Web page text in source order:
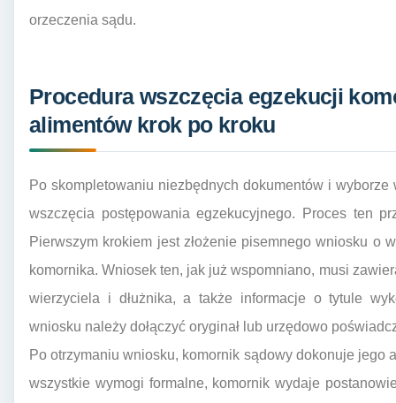
orzeczenia sądu.
Procedura wszczęcia egzekucji
alimentów krok po kroku
Po skompletowaniu niezbędnych dokumentów i
wszczęcia postępowania egzekucyjnego. Proces ten
Pierwszym krokiem jest złożenie pisemnego wniosku o
komornika. Wniosek ten, jak już wspomniano, musi
wierzyciela i dłużnika, a także informacje o tytule
wniosku należy dołączyć oryginał lub urzędowo
Po otrzymaniu wniosku, komornik sądowy dokonuje jego
wszystkie wymogi formalne, komornik wydaje